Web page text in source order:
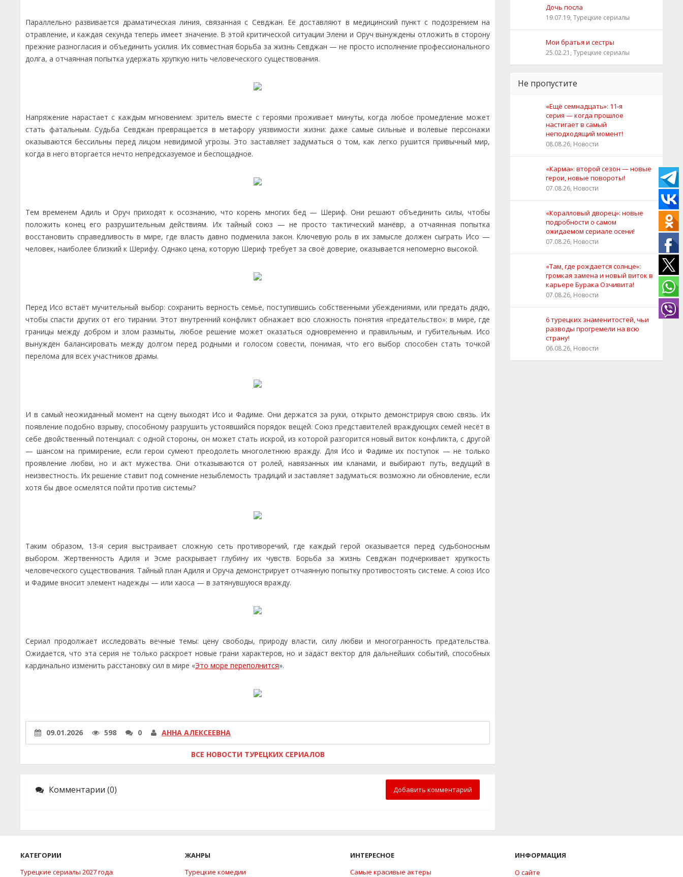
Параллельно развивается драматическая линия, связанная с Севджан. Её доставляют в медицинский пункт с подозрением на
отравление, и каждая секунда теперь имеет значение. В этой критической ситуации Элени и Оруч вынуждены отложить в сторону
прежние разногласия и объединить усилия. Их совместная борьба за жизнь Севджан — не просто исполнение профессионального
долга, а отчаянная попытка удержать хрупкую нить человеческого существования.
Напряжение нарастает с каждым мгновением: зритель вместе с героями проживает минуты, когда любое промедление может
стать фатальным. Судьба Севджан превращается в метафору уязвимости жизни: даже самые сильные и волевые персонажи
оказываются бессильны перед лицом невидимой угрозы. Это заставляет задуматься о том, как легко рушится привычный мир,
когда в него вторгается нечто непредсказуемое и беспощадное.
Тем временем Адиль и Оруч приходят к осознанию, что корень многих бед — Шериф. Они решают объединить силы, чтобы
положить конец его разрушительным действиям. Их тайный союз — не просто тактический манёвр, а отчаянная попытка
восстановить справедливость в мире, где власть давно подменила закон. Ключевую роль в их замысле должен сыграть Исо —
человек, наиболее близкий к Шерифу. Однако цена, которую Шериф требует за своё доверие, оказывается непомерно высокой.
Перед Исо встаёт мучительный выбор: сохранить верность семье, поступившись собственными убеждениями, или предать дядю,
чтобы спасти других от его тирании. Этот внутренний конфликт обнажает всю сложность понятия «предательство»: в мире, где
границы между добром и злом размыты, любое решение может оказаться одновременно и правильным, и губительным. Исо
вынужден балансировать между долгом перед родными и голосом совести, понимая, что его выбор способен стать точкой
перелома для всех участников драмы.
И в самый неожиданный момент на сцену выходят Исо и Фадиме. Они держатся за руки, открыто демонстрируя свою связь. Их
появление подобно взрыву, способному разрушить устоявшийся порядок вещей. Союз представителей враждующих семей несёт в
себе двойственный потенциал: с одной стороны, он может стать искрой, из которой разгорится новый виток конфликта, с другой
— шансом на примирение, если герои сумеют преодолеть многолетнюю вражду. Для Исо и Фадиме их поступок — не только
проявление любви, но и акт мужества. Они отказываются от ролей, навязанных им кланами, и выбирают путь, ведущий в
неизвестность. Их решение ставит под сомнение незыблемость традиций и заставляет задуматься: возможно ли обновление, если
хотя бы двое осмелятся пойти против системы?
Таким образом, 13‑я серия выстраивает сложную сеть противоречий, где каждый герой оказывается перед судьбоносным
выбором. Жертвенность Адиля и Эсме раскрывает глубину их чувств. Борьба за жизнь Севджан подчёркивает хрупкость
человеческого существования. Тайный план Адиля и Оруча демонстрирует отчаянную попытку противостоять системе. А союз Исо
и Фадиме вносит элемент надежды — или хаоса — в затянувшуюся вражду.
Сериал продолжает исследовать вечные темы: цену свободы, природу власти, силу любви и многогранность предательства.
Ожидается, что эта серия не только раскроет новые грани характеров, но и задаст вектор для дальнейших событий, способных
кардинально изменить расстановку сил в мире «Это море переполнится».
09.01.2026 598 0 АННА АЛЕКСЕЕВНА
ВСЕ НОВОСТИ ТУРЕЦКИХ СЕРИАЛОВ
Комментарии (0) Добавить комментарий
Дочь посла
19.07.19, Турецкие сериалы
Мои братья и сестры
25.02.21, Турецкие сериалы
Не пропустите
«Ещё семнадцать»: 11‑я
серия — когда прошлое
настигает в самый
неподходящий момент!
08.08.26, Новости
«Карма»: второй сезон — новые
герои, новые повороты!
07.08.26, Новости
«Коралловый дворец»: новые
подробности о самом
ожидаемом сериале осени!
07.08.26, Новости
«Там, где рождается солнце»:
громкая замена и новый виток в
карьере Бурака Озчивита!
07.08.26, Новости
6 турецких знаменитостей, чьи
разводы прогремели на всю
страну!
06.08.26, Новости
КАТЕГОРИИ
Турецкие сериалы 2027 года
ЖАНРЫ
Турецкие комедии
ИНТЕРЕСНОЕ
Самые красивые актеры
ИНФОРМАЦИЯ
О сайте